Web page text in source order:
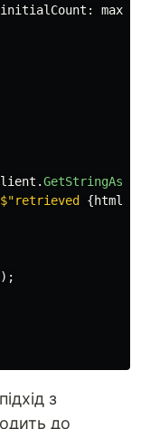
initialCount :
.
$"retrieved {html
з
до